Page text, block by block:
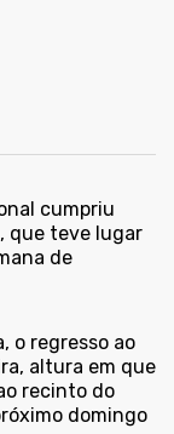
cumpriu
que teve lugar
de
o regresso ao
altura em que
recinto do
domingo